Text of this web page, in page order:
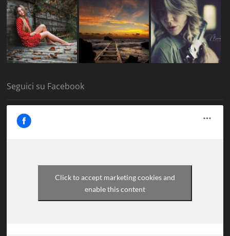
Seguici su Facebook
Click to accept marketing cookies and
enable this content